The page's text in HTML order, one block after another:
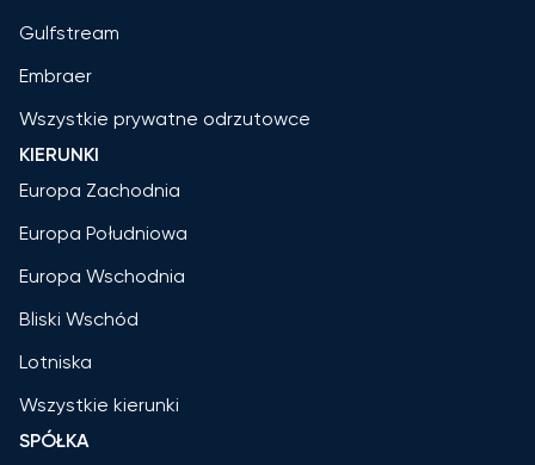
Gulfstream
Embraer
Wszystkie prywatne odrzutowce
KIERUNKI
Europa Zachodnia
Europa Południowa
Europa Wschodnia
Bliski Wschód
Lotniska
Wszystkie kierunki
SPÓŁKA